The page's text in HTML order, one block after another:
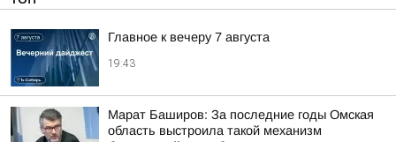
Главное к вечеру 7 августа
19:43
Марат Баширов: За последние годы Омская
область выстроила такой механизм